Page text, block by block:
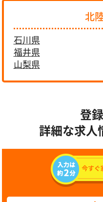
北
石川県
福井県
山梨県
登
詳細な求人